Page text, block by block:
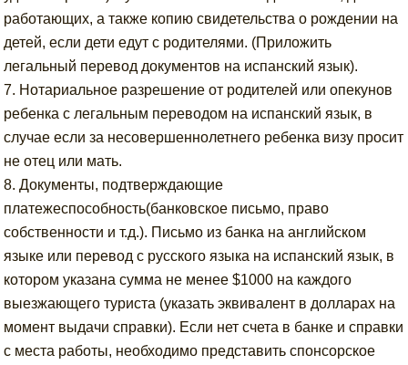
работающих, а также копию свидетельства о рождении на
детей, если дети едут с родителями. (Приложить
легальный перевод документов на испанский язык).
7. Нотариальное разрешение от родителей или опекунов
ребенка с легальным переводом на испанский язык, в
случае если за несовершеннолетнего ребенка визу просит
не отец или мать.
8. Документы, подтверждающие
платежеспособность(банковское письмо, право
собственности и т.д.). Письмо из банка на английском
языке или перевод с русского языка на испанский язык, в
котором указана сумма не менее $1000 на каждого
выезжающего туриста (указать эквивалент в долларах на
момент выдачи справки). Если нет счета в банке и справки
с места работы, необходимо представить спонсорское